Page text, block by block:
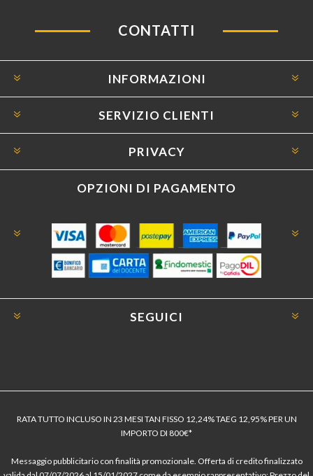
CONTATTI
INFORMAZIONI
SERVIZIO CLIENTI
PRIVACY
OPZIONI DI PAGAMENTO
SEGUICI
RATA TUTTO INCLUSO IN 23 MESI TAN FISSO 12,24% TAEG 12,95% PER UN
IMPORTO DI 800€*
Messaggio pubblicitario con finalità promozionale. Offerta di credito finalizzato